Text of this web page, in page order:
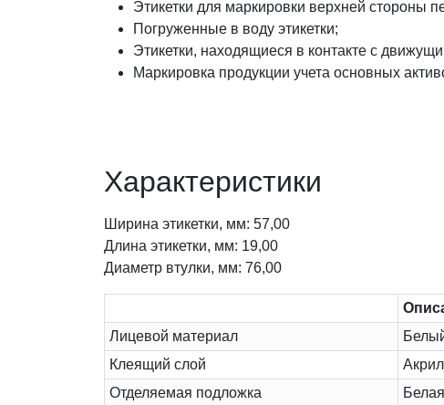
Этикетки для маркировки верхней стороны
Погруженные в воду этикетки;
Этикетки, находящиеся в контакте с
Маркировка продукции учета основных
Характеристики
Ширина этикетки, мм: 57,00
Длина этикетки, мм: 19,00
Диаметр втулки, мм: 76,00
Лицевой материал
Клеящий слой
Отделяемая подложка